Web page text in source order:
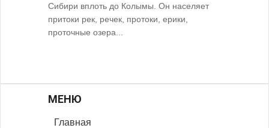
Сибири вплоть до Колымы. Он населяет
притоки рек, речек, протоки, ерики,
проточные озера...
МЕНЮ
Главная